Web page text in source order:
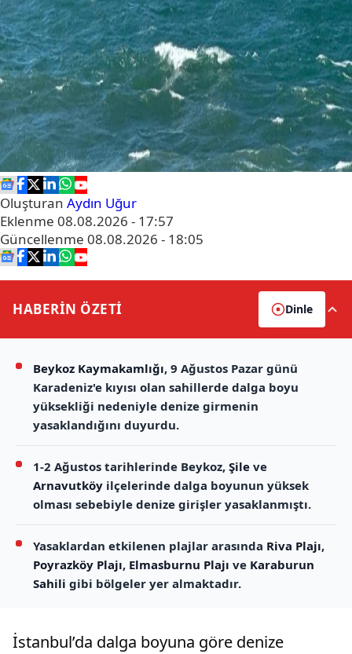
Oluşturan Aydın Uğur
Eklenme 08.08.2026 - 17:57
Güncellenme 08.08.2026 - 18:05
HABERİN ÖZETİ Dinle
Beykoz Kaymakamlığı, 9 Ağustos Pazar günü
Karadeniz'e kıyısı olan sahillerde dalga boyu
yüksekliği nedeniyle denize girmenin
yasaklandığını duyurdu.
1-2 Ağustos tarihlerinde Beykoz, Şile ve
Arnavutköy ilçelerinde dalga boyunun yüksek
olması sebebiyle denize girişler yasaklanmıştı.
Yasaklardan etkilenen plajlar arasında Riva Plajı,
Poyrazköy Plajı, Elmasburnu Plajı ve Karaburun
Sahili gibi bölgeler yer almaktadır.
İstanbul’da dalga boyuna göre denize